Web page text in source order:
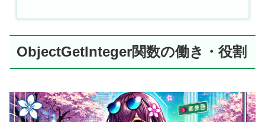
ObjectGetInteger関数の働き・役割